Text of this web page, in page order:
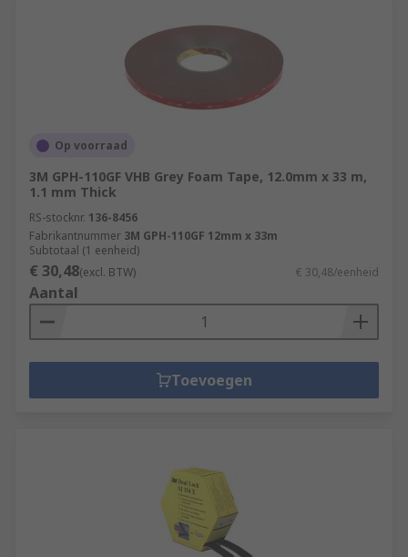
Op voorraad
3M GPH-110GF VHB Grey Foam Tape, 12.0mm x 33 m,
1.1 mm Thick
RS-stocknr. 136-8456
Fabrikantnummer 3M GPH-110GF 12mm x 33m
Subtotaal (1 eenheid)
€ 30,48(excl. BTW) € 30,48/eenheid
Aantal
Toevoegen